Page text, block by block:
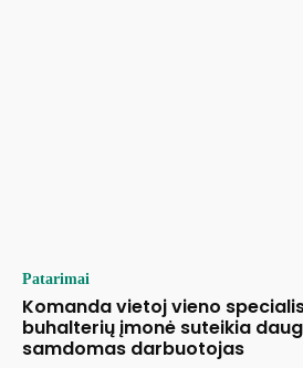
Patarimai
Komanda vietoj vieno
buhalterių įmonė suteikia
samdomas darbuotojas